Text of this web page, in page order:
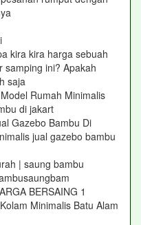
kira kira harga sebuah
samping ini? Apakah
saja
Rumah Minimalis
di jakart
Gazebo Bambu Di
jual gazebo bambu
| saung bambu
BERSAING 1
Minimalis Batu Alam